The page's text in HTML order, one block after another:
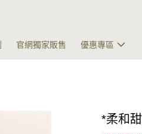
官網獨家販售 優惠專區
*柔和